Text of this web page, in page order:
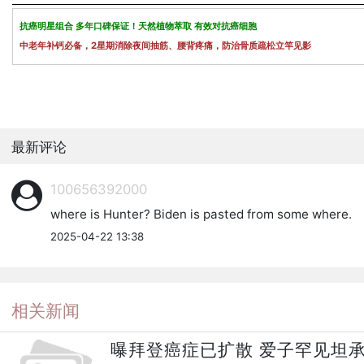
抗癌明星组合 多年口碑保证！天然植物萃取 有效对抗癌细胞
中老年补钙必备，2星期消除夜间抽筋、腰背疼痛，防治骨质疏松立竿见影
最新评论
100656392000
where is Hunter? Biden is pasted from some where.
2025-04-22 13:38
相关新闻
曝拜登癌症已扩散 爱子罕见坦